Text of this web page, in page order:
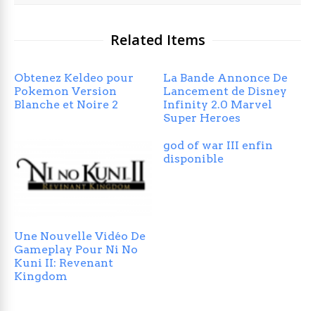
Related Items
Obtenez Keldeo pour
Pokemon Version
Blanche et Noire 2
La Bande Annonce De
Lancement de Disney
Infinity 2.0 Marvel
Super Heroes
Une Nouvelle Vidéo De
Gameplay Pour Ni No
Kuni II: Revenant
Kingdom
god of war III enfin
disponible